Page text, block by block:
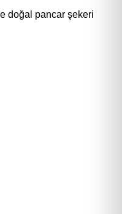
doğal pancar şekeri